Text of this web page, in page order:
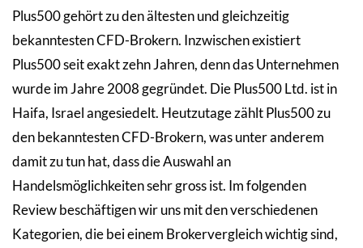
Plus500 gehört zu den ältesten und gleichzeitig
bekanntesten CFD-Brokern. Inzwischen existiert
Plus500 seit exakt zehn Jahren, denn das Unternehmen
wurde im Jahre 2008 gegründet. Die Plus500 Ltd. ist in
Haifa, Israel angesiedelt. Heutzutage zählt Plus500 zu
den bekanntesten CFD-Brokern, was unter anderem
damit zu tun hat, dass die Auswahl an
Handelsmöglichkeiten sehr gross ist. Im folgenden
Review beschäftigen wir uns mit den verschiedenen
Kategorien, die bei einem Brokervergleich wichtig sind,